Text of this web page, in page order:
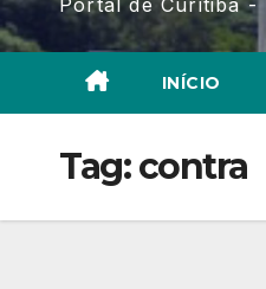
Portal de Curitiba -
INÍCIO
Tag:contra